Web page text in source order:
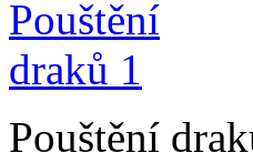
Pouštění